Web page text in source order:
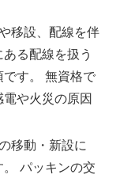
移設、配線を伴
る配線を扱う
す。 無資格で
や火災の原因
移動・新設に
パッキンの交